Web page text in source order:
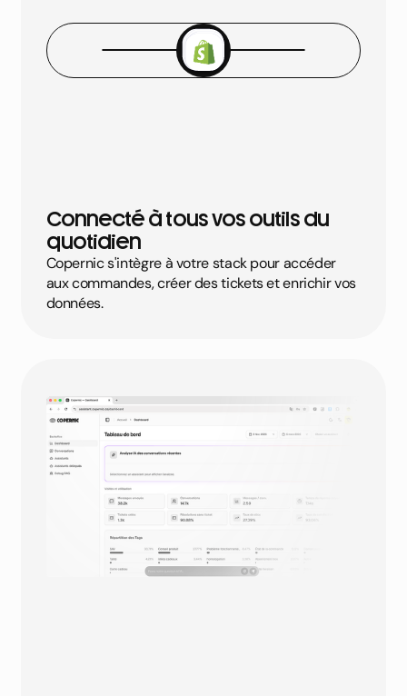
Connecté à tous vos outils du
quotidien
Copernic s'intègre à votre stack pour accéder
aux commandes, créer des tickets et enrichir vos
données.